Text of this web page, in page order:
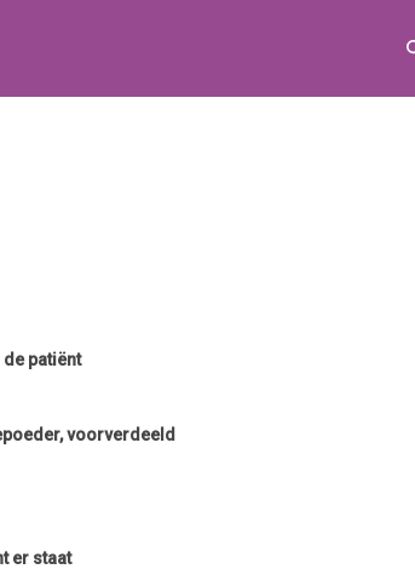
patiënt
voorverdeeld
er staat